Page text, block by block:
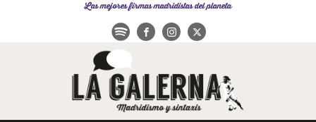
Las mejores firmas madridistas del planeta